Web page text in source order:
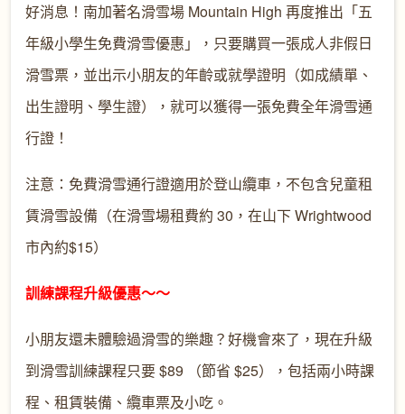
好消息！南加著名滑雪場 Mountain High 再度推出「五
年級小學生免費滑雪優惠」，只要購買一張成人非假日
滑雪票，並出示小朋友的年齡或就學證明（如成績單、
出生證明、學生證），就可以獲得一張免費全年滑雪通
行證！
注意：免費滑雪通行證適用於登山纜車，不包含兒童租
賃滑雪設備（在滑雪場租費約 30，在山下 Wrightwood
市內約$15）
訓練課程升級優惠～～
小朋友還未體驗過滑雪的樂趣？好機會來了，現在升級
到滑雪訓練課程只要 $89 （節省 $25），包括兩小時課
程、租賃裝備、纜車票及小吃。